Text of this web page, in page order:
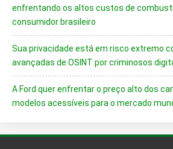
enfrentando os altos custos de
consumidor brasileiro
Sua privacidade está em risco extremo
avançadas de OSINT por criminosos
A Ford quer enfrentar o preço alto dos
modelos acessíveis para o mercado